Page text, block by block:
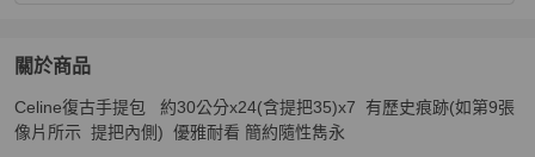
關於商品
關於Celine 手提包商品詳情與購買須知
Celine復古手提包   約30公分x24(含提把35)x7  有歷史痕跡(如第9張
像片所示  提把內側)  優雅耐看 簡約隨性雋永